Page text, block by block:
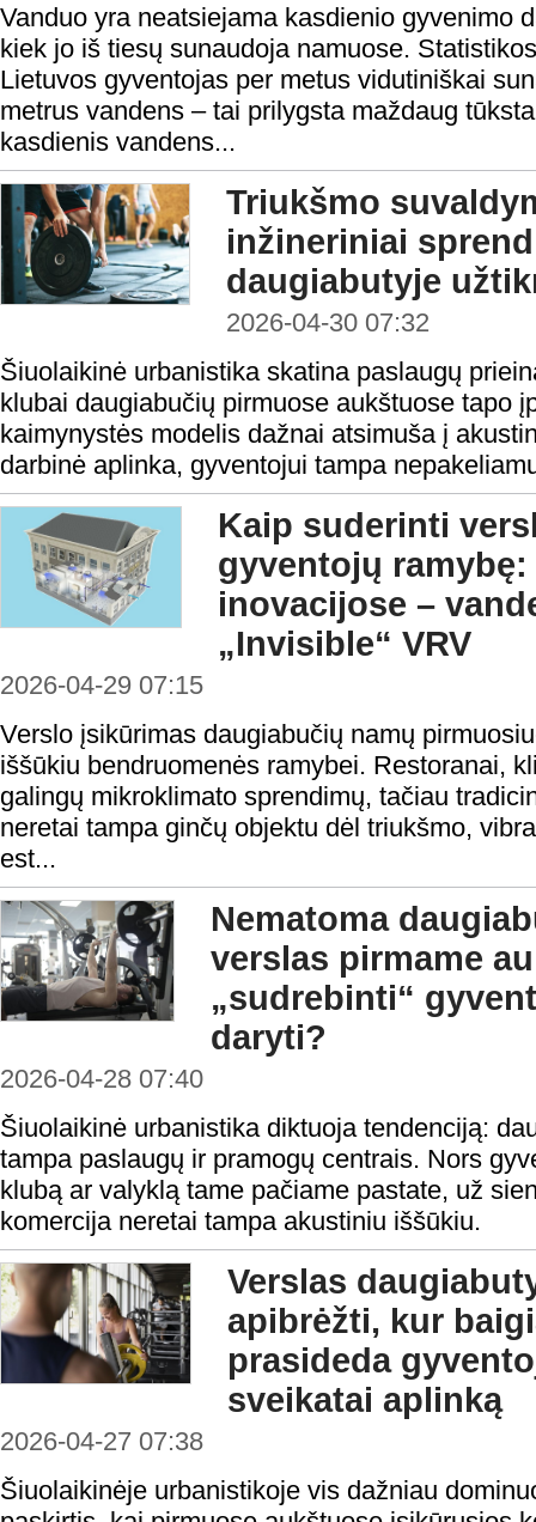
Vanduo yra neatsiejama kasdienio gyvenimo
kiek jo iš tiesų sunaudoja namuose.
Lietuvos gyventojas per metus vidutiniškai
metrus vandens – tai prilygsta maždaug
kasdienis vandens...
Triukšmo
inžineriniai
daugiabutyje
2026-04-30 07:32
Šiuolaikinė urbanistika skatina paslaugų
klubai daugiabučių pirmuose aukštuose tapo
kaimynystės modelis dažnai atsimuša į
darbinė aplinka, gyventojui tampa
Kaip suderinti
gyventojų
inovacijose –
„Invisible“ VRV
2026-04-29 07:15
Verslo įsikūrimas daugiabučių namų
iššūkiu bendruomenės ramybei. Restoranai,
galingų mikroklimato sprendimų, tačiau
neretai tampa ginčų objektu dėl triukšmo,
est...
Nematoma
verslas pirmame
„sudrebinti“
daryti?
2026-04-28 07:40
Šiuolaikinė urbanistika diktuoja tendenciją:
tampa paslaugų ir pramogų centrais. Nors
klubą ar valyklą tame pačiame pastate, už
komercija neretai tampa akustiniu iššūkiu.
Verslas
apibrėžti, kur
prasideda
sveikatai aplinką
2026-04-27 07:38
Šiuolaikinėje urbanistikoje vis dažniau